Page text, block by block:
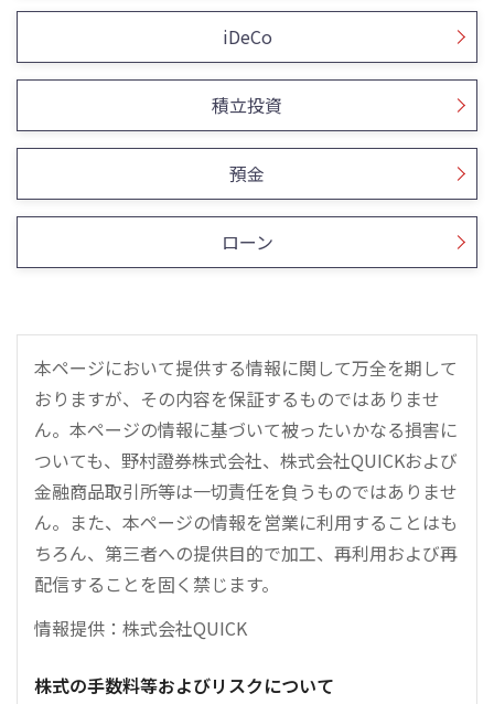
iDeCo
積立投資
預金
ローン
本ページにおいて提供する情報に関して万全を期して
おりますが、その内容を保証するものではありませ
ん。本ページの情報に基づいて被ったいかなる損害に
ついても、野村證券株式会社、株式会社QUICKおよび
金融商品取引所等は一切責任を負うものではありませ
ん。また、本ページの情報を営業に利用することはも
ちろん、第三者への提供目的で加工、再利用および再
配信することを固く禁じます。
情報提供：株式会社QUICK
株式の手数料等およびリスクについて